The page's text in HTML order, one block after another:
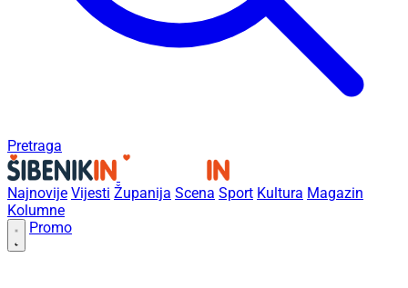
Pretraga
Najnovije Vijesti Županija Scena Sport Kultura Magazin
Kolumne
Promo